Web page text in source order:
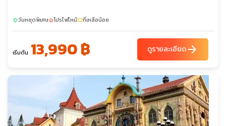
sunnyวันหยุดพิเศษlocal_fire_departmentโปรไฟไหม้confirmation_numberที่เหลือน้อย
เริ่มต้น 13,990 ฿ ดูรายละเอียดarrow_forward